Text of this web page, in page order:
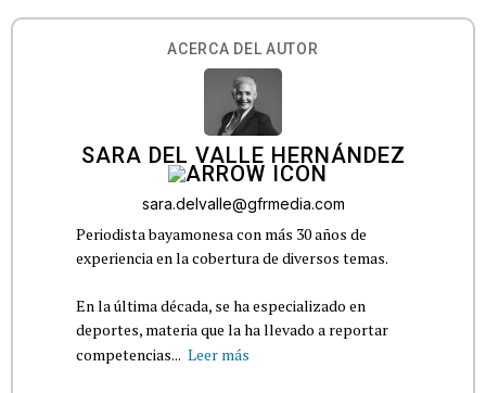
ACERCA DEL AUTOR
SARA DEL VALLE HERNÁNDEZ
sara.delvalle@gfrmedia.com
Periodista bayamonesa con más 30 años de
experiencia en la cobertura de diversos temas.
En la última década, se ha especializado en
deportes, materia que la ha llevado a reportar
competencias... Leer más